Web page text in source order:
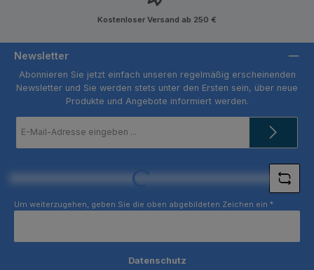
Kostenloser Versand ab 250 €
Newsletter
Abonnieren Sie jetzt einfach unseren regelmäßig erscheinenden
Newsletter und Sie werden stets unter den Ersten sein, über neue
Produkte und Angebote informiert werden.
Mail-
Loading...
Um weiterzugehen, geben Sie die oben abgebildeten Zeichen ein *
Datenschutz